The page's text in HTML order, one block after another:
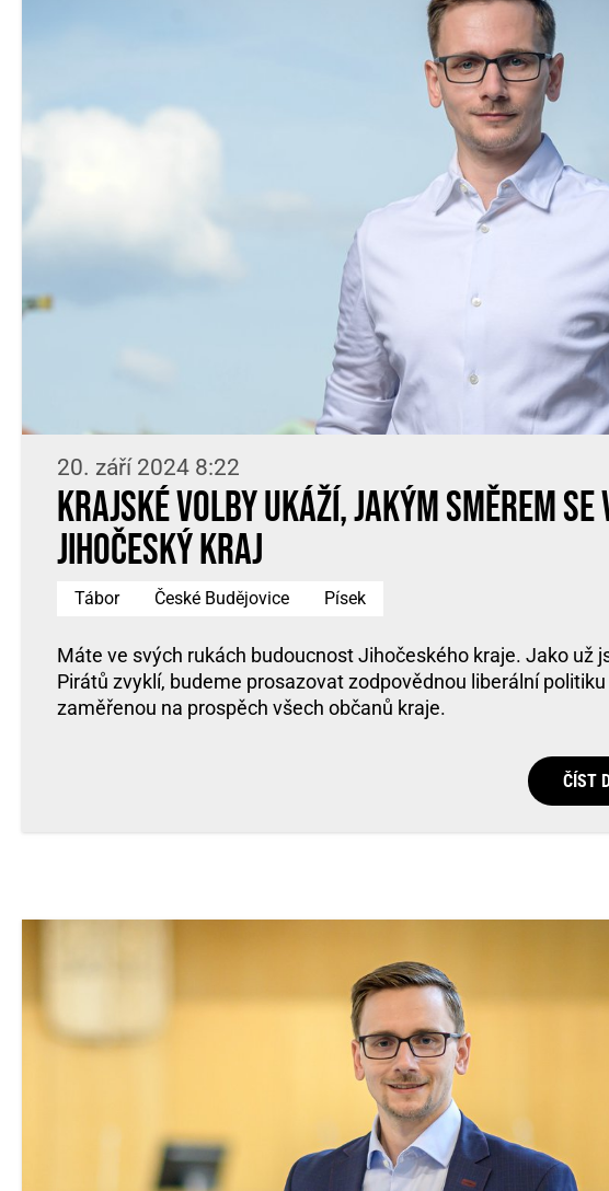
20. září 2024 8:22
Krajské volby ukáží, jakým směrem se
Jihočeský kraj
Tábor České Budějovice Písek
Máte ve svých rukách budoucnost Jihočeského kraje. Jako už
Pirátů zvyklí, budeme prosazovat zodpovědnou liberální politiku
zaměřenou na prospěch všech občanů kraje.
ČÍST